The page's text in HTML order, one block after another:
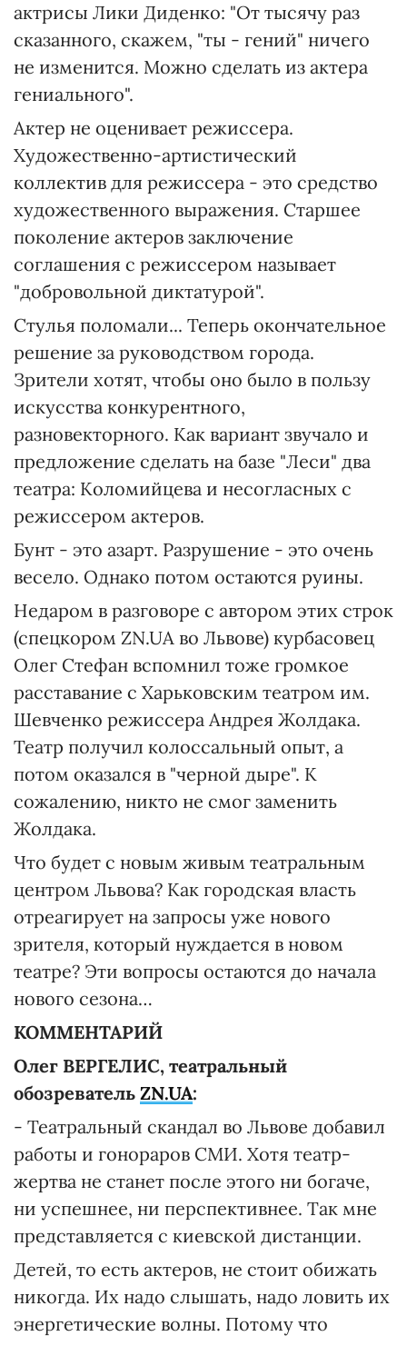
актрисы Лики Диденко: "От тысячу раз
сказанного, скажем, "ты - гений" ничего
не изменится. Можно сделать из актера
гениального".
Актер не оценивает режиссера.
Художественно-артистический
коллектив для режиссера - это средство
художественного выражения. Старшее
поколение актеров заключение
соглашения с режиссером называет
"добровольной диктатурой".
Стулья поломали... Теперь окончательное
решение за руководством города.
Зрители хотят, чтобы оно было в пользу
искусства конкурентного,
разновекторного. Как вариант звучало и
предложение сделать на базе "Леси" два
театра: Коломийцева и несогласных с
режиссером актеров.
Бунт - это азарт. Разрушение - это очень
весело. Однако потом остаются руины.
Недаром в разговоре с автором этих строк
(спецкором ZN.UA во Львове) курбасовец
Олег Стефан вспомнил тоже громкое
расставание с Харьковским театром им.
Шевченко режиссера Андрея Жолдака.
Театр получил колоссальный опыт, а
потом оказался в "черной дыре". К
сожалению, никто не смог заменить
Жолдака.
Что будет с новым живым театральным
центром Львова? Как городская власть
отреагирует на запросы уже нового
зрителя, который нуждается в новом
театре? Эти вопросы остаются до начала
нового сезона…
КОММЕНТАРИЙ
Олег ВЕРГЕЛИС, театральный
обозреватель ZN.UA:
- Театральный скандал во Львове добавил
работы и гонораров СМИ. Хотя театр-
жертва не станет после этого ни богаче,
ни успешнее, ни перспективнее. Так мне
представляется с киевской дистанции.
Детей, то есть актеров, не стоит обижать
никогда. Их надо слышать, надо ловить их
энергетические волны. Потому что